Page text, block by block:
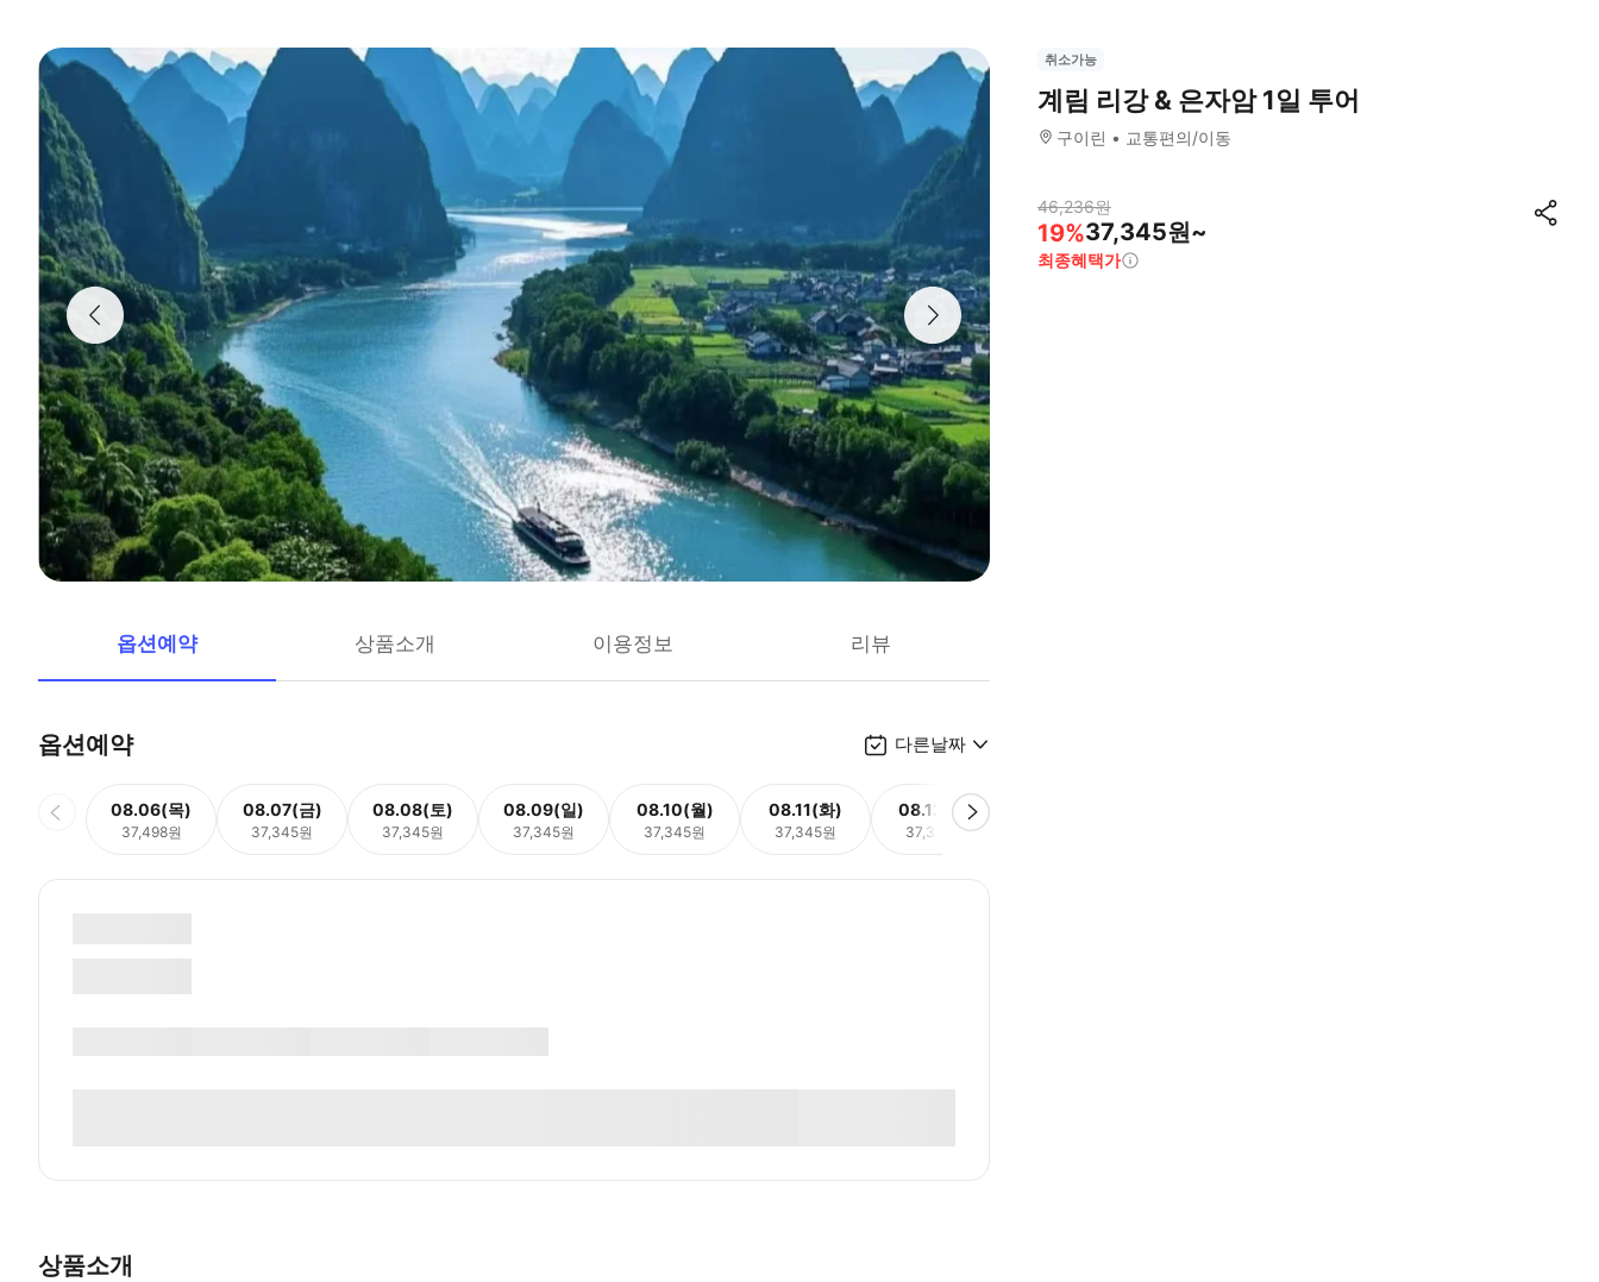
옵션예약 상품소개 이용정보 리뷰
옵션예약 다른날짜
08.06(목)
37,498원
08.07(금)
37,345원
08.08(토)
37,345원
08.09(일)
37,345원
08.10(월)
37,345원
08.11(화)
37,345원
08.12(수)
37,345원
상품소개
취소가능
계림 리강 & 은자암 1일 투어
구이린 교통편의/이동
46,236원
19%37,345원~
최종혜택가